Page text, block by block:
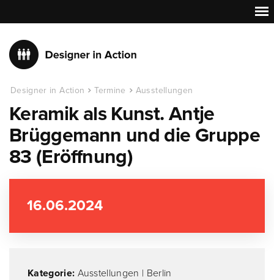
Designer in Action Termine Ausstellungen
Keramik als Kunst. Antje
Brüggemann und die Gruppe
83 (Eröffnung)
16.06.2024
Kategorie: Ausstellungen | Berlin